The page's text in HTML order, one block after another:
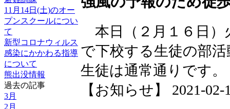
11月14日(土)のオー
プンスクールについ
て
新型コロナウィルス
感染にかかわる指導
について
熊出没情報
過去の記事
3月
2月
本日（２月１６日）
で下校する生徒の部
生徒は通常通りです。
【お知らせ】 2021-02-